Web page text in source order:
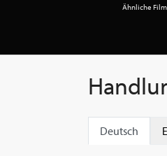
Ähnliche
Deutsch